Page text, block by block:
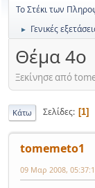
Το Στέκι των
► Γενικές
Θέμα 4ο
Ξεκίνησε από
Κάτω Σελίδες 1
tomemeto1
09 Μαρ 2008,